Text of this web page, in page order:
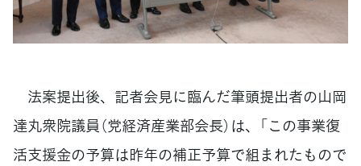
法案提出後、記者会見に臨んだ筆頭提出者の山岡
達丸衆院議員（党経済産業部会長）は、「この事業復
活支援金の予算は昨年の補正予算で組まれたもので